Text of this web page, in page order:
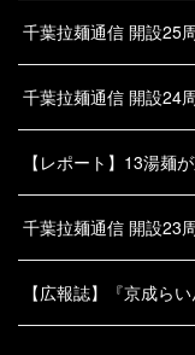
千葉拉麺通信 開設25
千葉拉麺通信 開設24
【レポート】13湯麺
千葉拉麺通信 開設23
【広報誌】『京成ら